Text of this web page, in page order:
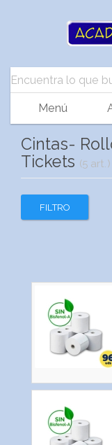
Menú
Cintas-
Tickets (5 art.)
FILTRO